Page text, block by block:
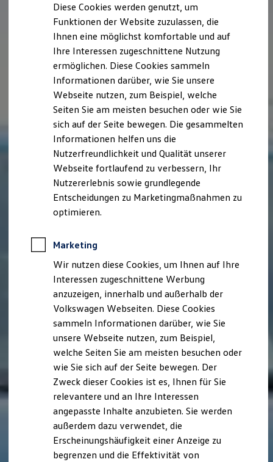
Finanzierung
Für Privatkunden
Für Gewerbekunden
Leasing
Für Privatkunden
Für Gewerbekunden
Versicherungen & Garantien
Garantien
Kfz-Versicherung für Nutzfahrzeuge
Restschuldversicherung
Wartungsverträge
Besitzer & Service
Reparatur & Service
Sommer-Special
Reparatur, Pflege & Inspektion
Servicetermin anfragen
Service-Vorteile bei Volkswagen Nutzfahrzeuge
ServicePlus
Economy Service
Räder & Reifen Service
Notdienst und Pannenhilfe
Software, Konnektivität & Apps
California App
VW Connect für Ihren ID. Buzz
VW Connect für Ihren Transporter/Caravelle
VW Connect für Ihren Amarok
VW Connect für andere Modelle
Connect Pro
Fleet Interface Data
Multistop Pathfinder
Übersicht Software Updates
Digitales Bordbuch
Fahrerassistenz- und Sicherheitssysteme
Kontrollleuchten
Batterieverordnung
XTL-Dieselkraftstoff
Ersatzteile und Betriebsflüssigkeiten
Original Zubehör und Lifestyle Produkte
myVolkswagen
Diese Cookies werden genutzt, um
Funktionen der Website zuzulassen, die
Ihnen eine möglichst komfortable und auf
Ihre Interessen zugeschnittene Nutzung
ermöglichen. Diese Cookies sammeln
Informationen darüber, wie Sie unsere
Webseite nutzen, zum Beispiel, welche
Seiten Sie am meisten besuchen oder wie Sie
sich auf der Seite bewegen. Die gesammelten
Informationen helfen uns die
Nutzerfreundlichkeit und Qualität unserer
Webseite fortlaufend zu verbessern, Ihr
Nutzererlebnis sowie grundlegende
Entscheidungen zu Marketingmaßnahmen zu
optimieren.
Marketing
Wir nutzen diese Cookies, um Ihnen auf Ihre
Interessen zugeschnittene Werbung
anzuzeigen, innerhalb und außerhalb der
Volkswagen Webseiten. Diese Cookies
sammeln Informationen darüber, wie Sie
unsere Webseite nutzen, zum Beispiel,
welche Seiten Sie am meisten besuchen oder
wie Sie sich auf der Seite bewegen. Der
Zweck dieser Cookies ist es, Ihnen für Sie
relevantere und an Ihre Interessen
angepasste Inhalte anzubieten. Sie werden
außerdem dazu verwendet, die
Erscheinungshäufigkeit einer Anzeige zu
begrenzen und die Effektivität von